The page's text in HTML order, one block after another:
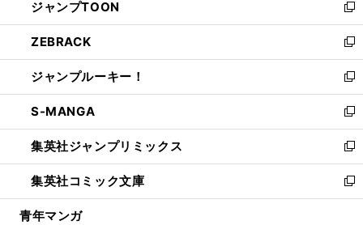
く
で
開
く
ド
ウ
で
開
く
ィ
ン
ド
ウ
で
開
く
い
ウ
ィ
ン
ド
ウ
で
開
く
ジャンプTOON
新
し
い
ウ
ィ
ン
ド
ウ
で
開
く
ZEBRACK
新
し
い
ウ
ィ
ン
ド
ウ
で
開
ジャンプルーキー！
新
し
い
ウ
ィ
ン
ド
ウ
S-MANGA
新
し
い
ウ
ィ
ン
集英社ジャンプリミックス
新
し
い
ウ
集英社コミック文庫
新
し
青年マンガ